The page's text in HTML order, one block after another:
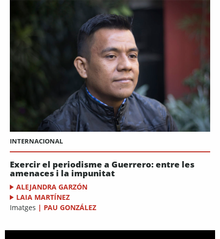
INTERNACIONAL
Exercir el periodisme a Guerrero: entre les
amenaces i la impunitat
ALEJANDRA GARZÓN
LAIA MARTÍNEZ
Imatges | PAU GONZÁLEZ